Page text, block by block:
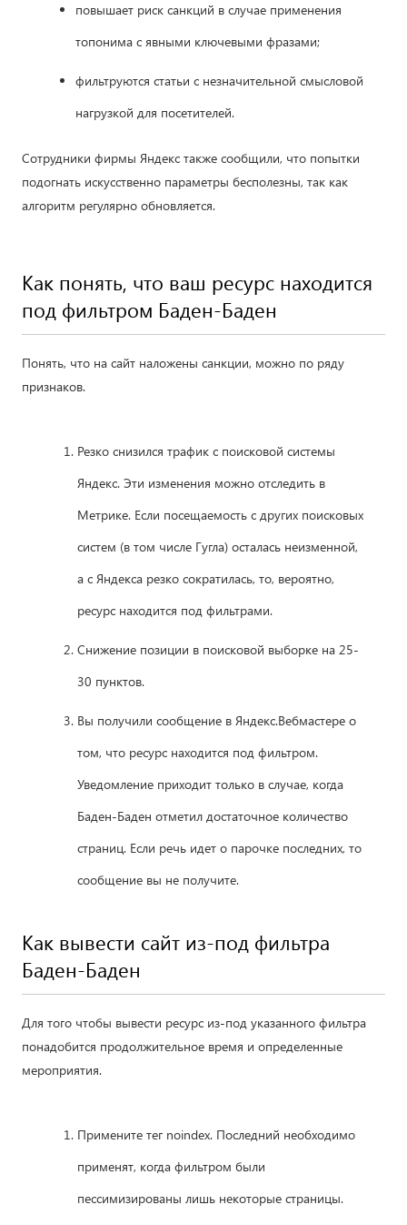
повышает риск санкций в случае применения
топонима с явными ключевыми фразами;
фильтруются статьи с незначительной смысловой
нагрузкой для посетителей.
Сотрудники фирмы Яндекс также сообщили, что попытки
подогнать искусственно параметры бесполезны, так как
алгоритм регулярно обновляется.
Как понять, что ваш ресурс находится
под фильтром Баден-Баден
Понять, что на сайт наложены санкции, можно по ряду
признаков.
Резко снизился трафик с поисковой системы
Яндекс. Эти изменения можно отследить в
Метрике. Если посещаемость с других поисковых
систем (в том числе Гугла) осталась неизменной,
а с Яндекса резко сократилась, то, вероятно,
ресурс находится под фильтрами.
Снижение позиции в поисковой выборке на 25-
30 пунктов.
Вы получили сообщение в Яндекс.Вебмастере о
том, что ресурс находится под фильтром.
Уведомление приходит только в случае, когда
Баден-Баден отметил достаточное количество
страниц. Если речь идет о парочке последних, то
сообщение вы не получите.
Как вывести сайт из-под фильтра
Баден-Баден
Для того чтобы вывести ресурс из-под указанного фильтра
понадобится продолжительное время и определенные
мероприятия.
Примените тег noindex. Последний необходимо
применят, когда фильтром были
пессимизированы лишь некоторые страницы.